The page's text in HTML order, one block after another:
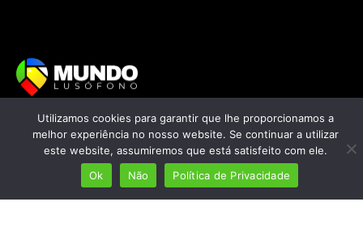
Mais de 7 milhões de lusófonos
Mais de 2000 lugares cadastrados
Presença em 8 países
Utilizamos cookies para garantir que lhe proporcionamos a
melhor experiência no nosso website. Se continuar a utilizar
este website, assumiremos que está satisfeito com ele.
Ok
Não Política de Privacidade